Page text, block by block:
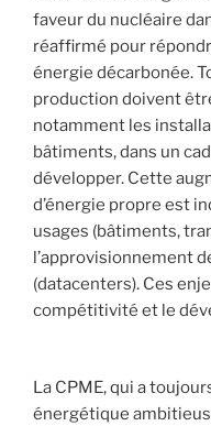
faveur du nucléaire
réaffirmé pour
énergie décarbonée.
production doivent
notamment les
bâtiments, dans un
développer. Cette
d’énergie propre est
usages (bâtiments,
l’approvisionnement
(datacenters). Ces
compétitivité et le
La CPME, qui a
énergétique